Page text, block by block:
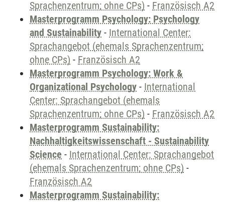
Sprachenzentrum; ohne CPs) - Französisch A2
Masterprogramm Psychology: Psychology
and Sustainability - International Center:
Sprachangebot (ehemals Sprachenzentrum;
ohne CPs) - Französisch A2
Masterprogramm Psychology: Work &
Organizational Psychology - International
Center: Sprachangebot (ehemals
Sprachenzentrum; ohne CPs) - Französisch A2
Masterprogramm Sustainability:
Nachhaltigkeitswissenschaft - Sustainability
Science - International Center: Sprachangebot
(ehemals Sprachenzentrum; ohne CPs) -
Französisch A2
Masterprogramm Sustainability: